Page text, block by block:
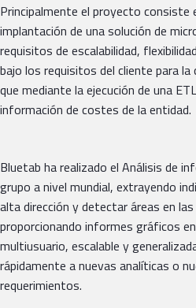
Principalmente el proyecto consiste
implantación de una solución de
requisitos de escalabilidad,
bajo los requisitos del cliente para la
que mediante la ejecución de una
información de costes de la entidad.
Bluetab ha realizado el Análisis de
grupo a nivel mundial, extrayendo
alta dirección y detectar áreas en
proporcionando informes gráficos
multiusuario, escalable y
rápidamente a nuevas analíticas o
requerimientos.